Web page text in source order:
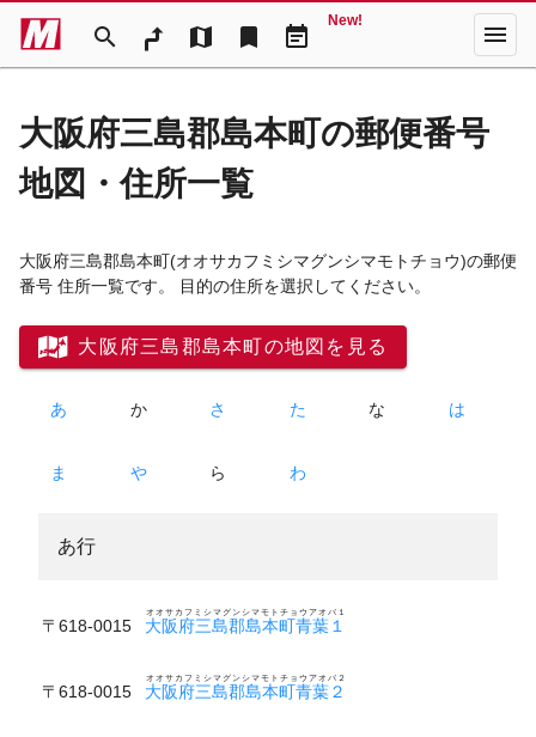
search map bookmark event_note
New! menu
大阪府三島郡島本町の郵便番号
地図・住所一覧
大阪府三島郡島本町(オオサカフミシマグンシマモトチョウ)の郵便
番号 住所一覧です。 目的の住所を選択してください。
大阪府三島郡島本町の地図を見る
あ か さ た な は
ま や ら わ
あ行
〒618-0015 大阪府三島郡島本町青葉１
オオサカフミシマグンシマモトチョウアオバ１
〒618-0015 大阪府三島郡島本町青葉２
オオサカフミシマグンシマモトチョウアオバ２